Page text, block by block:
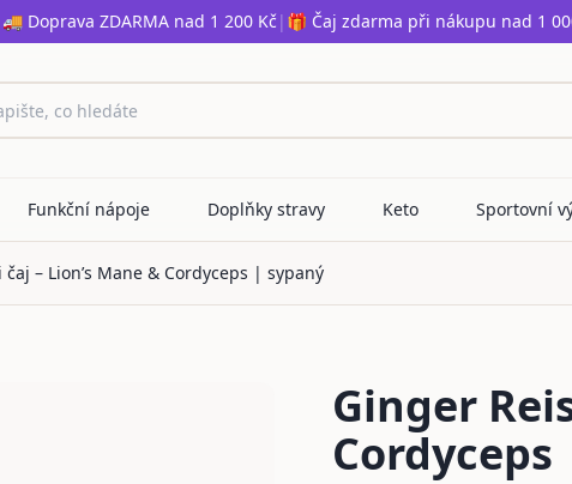
🚚 Doprava ZDARMA nad 1 200 Kč| 🎁 Čaj zdarma při nákupu nad 1
Funkční nápoje Doplňky stravy Keto Sportovní
– Lion’s Mane & Cordyceps | sypaný
Ginger